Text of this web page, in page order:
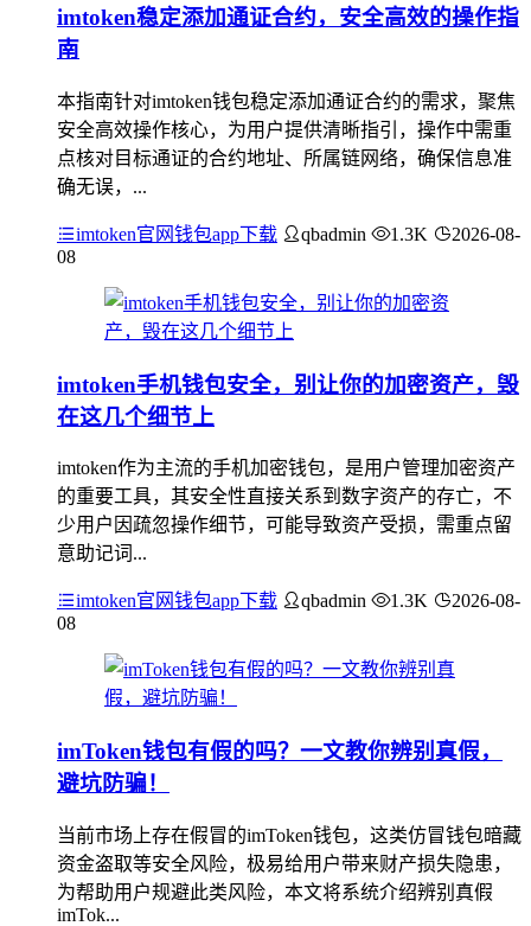
imtoken稳定添加通证合约，安全高效的操作指
南
本指南针对imtoken钱包稳定添加通证合约的需求，聚焦
安全高效操作核心，为用户提供清晰指引，操作中需重
点核对目标通证的合约地址、所属链网络，确保信息准
确无误，...
imtoken官网钱包app下载 qbadmin 1.3K
2026-08-
08
imtoken手机钱包安全，别让你的加密资产，毁
在这几个细节上
imtoken作为主流的手机加密钱包，是用户管理加密资产
的重要工具，其安全性直接关系到数字资产的存亡，不
少用户因疏忽操作细节，可能导致资产受损，需重点留
意助记词...
imtoken官网钱包app下载 qbadmin 1.3K
2026-08-
08
imToken钱包有假的吗？一文教你辨别真假，
避坑防骗！
当前市场上存在假冒的imToken钱包，这类仿冒钱包暗藏
资金盗取等安全风险，极易给用户带来财产损失隐患，
为帮助用户规避此类风险，本文将系统介绍辨别真假
imTok...